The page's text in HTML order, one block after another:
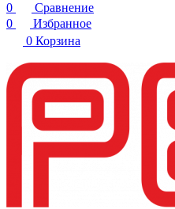
0
Сравнение
0
Избранное
0 Корзина